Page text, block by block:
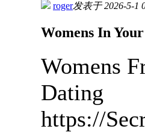
roger发表于 2026-5-1
Womens In
Womens
Dating
https://